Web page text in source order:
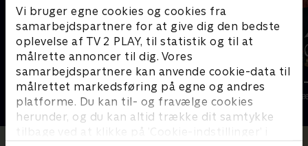
Vi bruger egne cookies og cookies fra
samarbejdspartnere for at give dig den bedste
oplevelse af TV 2 PLAY, til statistik og til at
målrette annoncer til dig. Vores
samarbejdspartnere kan anvende cookie-data til
målrettet markedsføring på egne og andres
platforme. Du kan til- og fravælge cookies
herunder, og du kan altid trække dit samtykke
tilbage ved at klikke på ’Cookie-indstillinger’ i
Den bedste tid
TV-Shows • 2 sæsoner
Stormester
TV-Shows • 1